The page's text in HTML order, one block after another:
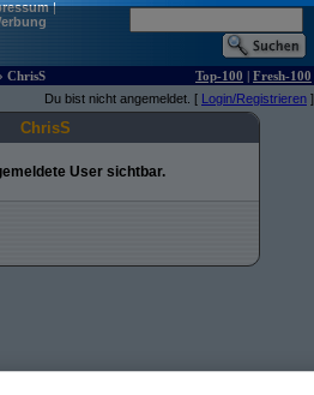
|
ChrisS Top-100 | Fresh-100
Du bist nicht angemeldet. [ Login/Registrieren ]
ChrisS
User sichtbar.